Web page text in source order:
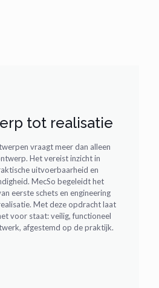
tot realisatie
vraagt meer dan alleen
Het vereist inzicht in
uitvoerbaarheid en
MecSo begeleidt het
eerste schets en engineering
Met deze opdracht laat
voor staat: veilig, functioneel
afgestemd op de praktijk.